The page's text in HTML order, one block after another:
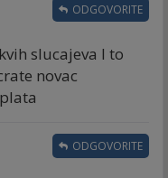
slucajeva I to
novac
ODGOVORITE
ODGOVORITE